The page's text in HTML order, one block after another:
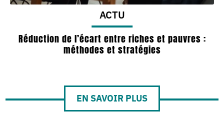
ACTU
Réduction de l’écart entre riches et pauvres :
méthodes et stratégies
EN SAVOIR PLUS